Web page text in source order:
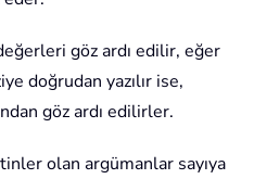
göz ardı edilir, eğer
doğrudan yazılır ise,
göz ardı edilirler.
olan argümanlar sayıya